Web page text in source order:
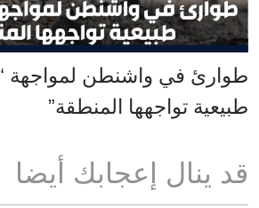
طوارئ في واشنطن لمواجهة
طبيعية تواجهها المنطقة”
قد ينال إعجابك أيضا